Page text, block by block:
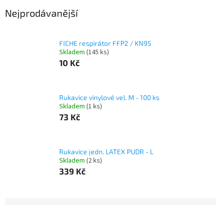
Nejprodávanější
FICHE respirátor FFP2 / KN95
Skladem (145 ks)
10 Kč
Rukavice vinylové vel. M - 100 ks
Skladem (1 ks)
73 Kč
Rukavice jedn. LATEX PUDR - L
Skladem (2 ks)
339 Kč